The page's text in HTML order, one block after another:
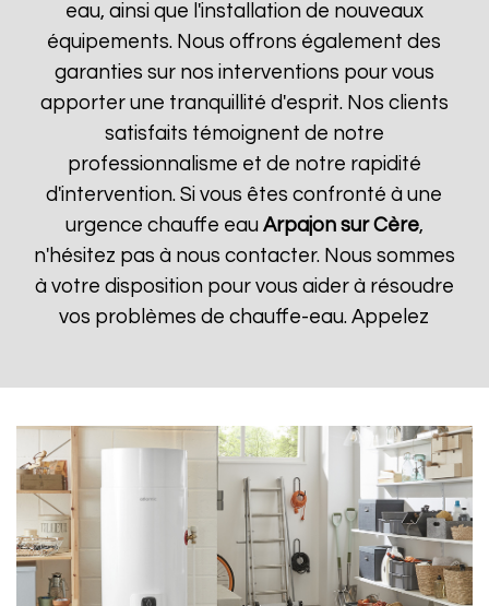
eau, ainsi que l'installation de nouveaux
équipements. Nous offrons également des
garanties sur nos interventions pour vous
apporter une tranquillité d'esprit. Nos clients
satisfaits témoignent de notre
professionnalisme et de notre rapidité
d'intervention. Si vous êtes confronté à une
urgence chauffe eau Arpajon sur Cère,
n'hésitez pas à nous contacter. Nous sommes
à votre disposition pour vous aider à résoudre
vos problèmes de chauffe-eau. Appelez